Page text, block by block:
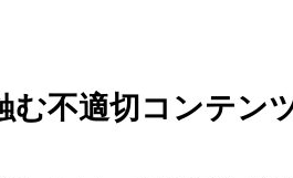
む不適切コンテン